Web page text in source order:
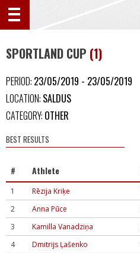
SPORTLAND CUP (1)
PERIOD: 23/05/2019 - 23/05/2019
LOCATION: SALDUS
CATEGORY: OTHER
BEST RESULTS
# Athlete
1 Rēzija Kriķe
2
Anna Pūce
3
Kamilla Vanadziņa
4
Dmitrijs Ļašenko